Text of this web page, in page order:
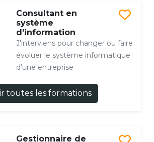
Consultant en
système
d'information
J'interviens pour changer ou faire
évoluer le système informatique
d'une entreprise
toutes les formations
Gestionnaire de